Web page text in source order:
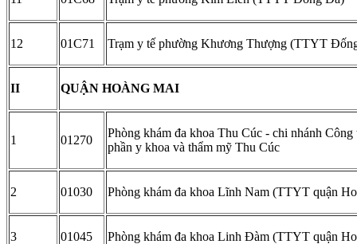
12 01C71 Trạm y tế phường Khương Thượng (TTYT
II QUẬN HOÀNG MAI
1 01270
Phòng khám đa khoa Thu Cúc - chi nhánh Công
phần y khoa và thẩm mỹ Thu Cúc
2 01030 Phòng khám đa khoa Lĩnh Nam (TTYT quận
3 01045 Phòng khám đa khoa Linh Đàm (TTYT quận